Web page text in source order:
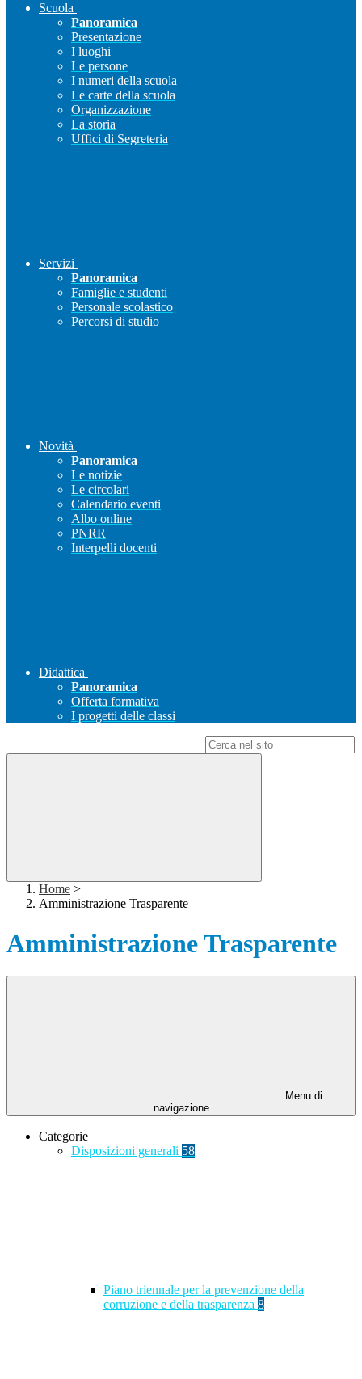
Scuola
Panoramica
Presentazione
I luoghi
Le persone
I numeri della scuola
Le carte della scuola
Organizzazione
La storia
Uffici di Segreteria
Servizi
Panoramica
Famiglie e studenti
Personale scolastico
Percorsi di studio
Novità
Panoramica
Le notizie
Le circolari
Calendario eventi
Albo online
PNRR
Interpelli docenti
Didattica
Panoramica
Offerta formativa
I progetti delle classi
Home >
Amministrazione Trasparente
Amministrazione Trasparente
Menu di
navigazione
Categorie
Disposizioni generali 58
Piano triennale per la prevenzione della
corruzione e della trasparenza 8